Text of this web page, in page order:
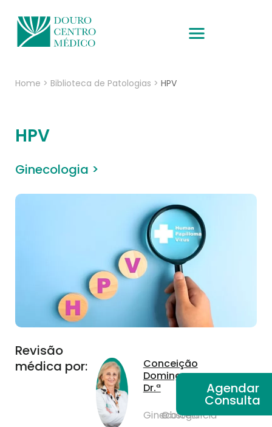
Home > Biblioteca de Patologias > HPV
HPV
Ginecologia >
Revisão
médica por:
Conceição
Domingues,
Dr.ª
Ginecologia
e
Obstetrícia
Agendar
Consulta